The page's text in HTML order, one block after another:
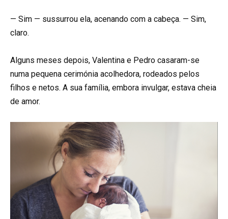
— Sim — sussurrou ela, acenando com a cabeça. — Sim,
claro.
Alguns meses depois, Valentina e Pedro casaram-se
numa pequena cerimónia acolhedora, rodeados pelos
filhos e netos. A sua família, embora invulgar, estava cheia
de amor.